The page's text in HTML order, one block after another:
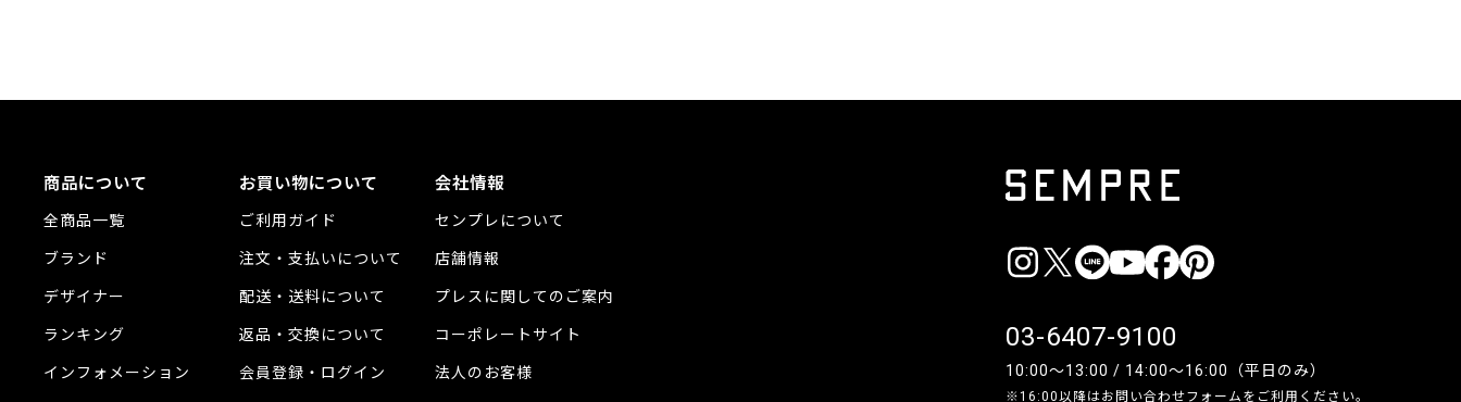
商品について
全商品一覧
ブランド
デザイナー
ランキング
インフォメーション
お買い物について
ご利用ガイド
注文・支払いについて
配送・送料について
返品・交換について
会員登録・ログイン
会社情報
センプレについて
店舗情報
プレスに関してのご案内
コーポレートサイト
法人のお客様
03-6407-9100
10:00〜13:00 / 14:00〜16:00（平日のみ）
※16:00以降はお問い合わせフォーム をご利用ください。